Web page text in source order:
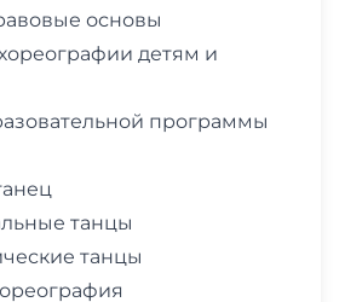
основы
детям и
программы
танцы
танцы